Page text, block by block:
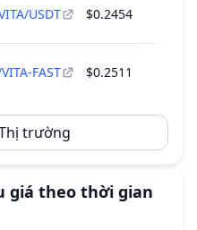
USDT $0.2454
FAST $0.2511
trường
giá theo thời gian